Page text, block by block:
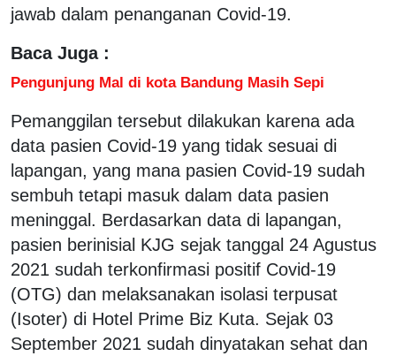
jawab dalam penanganan Covid-19.
Baca Juga :
Pengunjung Mal di kota Bandung Masih Sepi
Pemanggilan tersebut dilakukan karena ada
data pasien Covid-19 yang tidak sesuai di
lapangan, yang mana pasien Covid-19 sudah
sembuh tetapi masuk dalam data pasien
meninggal. Berdasarkan data di lapangan,
pasien berinisial KJG sejak tanggal 24 Agustus
2021 sudah terkonfirmasi positif Covid-19
(OTG) dan melaksanakan isolasi terpusat
(Isoter) di Hotel Prime Biz Kuta. Sejak 03
September 2021 sudah dinyatakan sehat dan